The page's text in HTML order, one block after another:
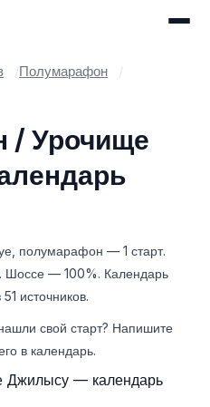
Полумарафон
/ Урочище
полумарафон — 1 старт.
Шоссе — 100%. Календарь
источников.
свой старт? Напишите
в календарь.